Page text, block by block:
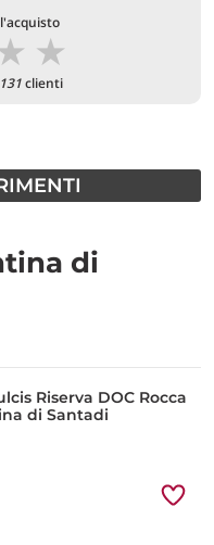
★
131clienti
di
Riserva DOC Rocca
di Santadi